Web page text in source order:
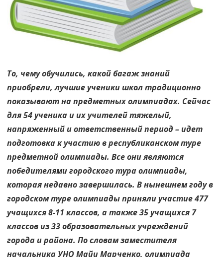
То, чему обучились, какой багаж знаний
приобрели, лучшие ученики школ традиционно
показывают на предметных олимпиадах. Сейчас
для 54 ученика и их учителей тяжелый,
напряженный и ответственный период – идет
подготовка к участию в республиканском туре
предметной олимпиады. Все они являются
победителями городского тура олимпиады,
которая недавно завершилась. В нынешнем году в
городском туре олимпиады приняли участие 477
учащихся 8-11 классов, а также 35 учащихся 7
классов из 33 образовательных учреждений
города и района. По словам заместителя
начальника УНО Майи Марченко, олимпиада